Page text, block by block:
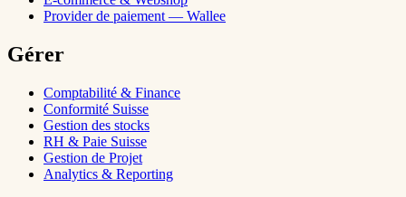
Provider de paiement — Wallee
Gérer
Comptabilité & Finance
Conformité Suisse
Gestion des stocks
RH & Paie Suisse
Gestion de Projet
Analytics & Reporting